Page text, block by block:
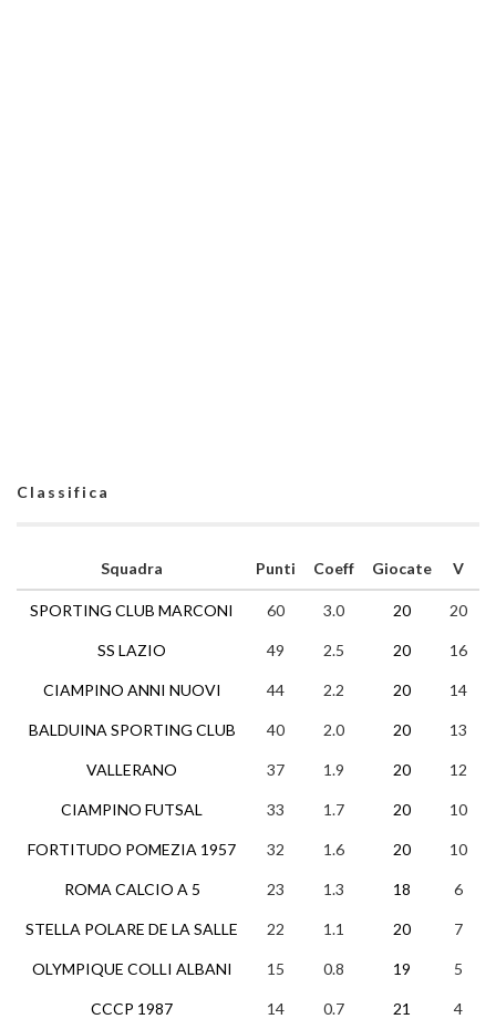
Classifica
Squadra
SPORTING CLUB MARCONI
SS LAZIO
CIAMPINO ANNI NUOVI
BALDUINA SPORTING CLUB
VALLERANO
CIAMPINO FUTSAL
FORTITUDO POMEZIA 1957
ROMA CALCIO A 5
STELLA POLARE DE LA SALLE
OLYMPIQUE COLLI ALBANI
CCCP 1987
Punti Coeff Giocate V
60 3.0 20 20
49 2.5 20 16
44 2.2 20 14
40 2.0 20 13
37 1.9 20 12
33 1.7 20 10
32 1.6 20 10
23 1.3 18 6
22 1.1 20 7
15 0.8 19 5
14 0.7 21 4